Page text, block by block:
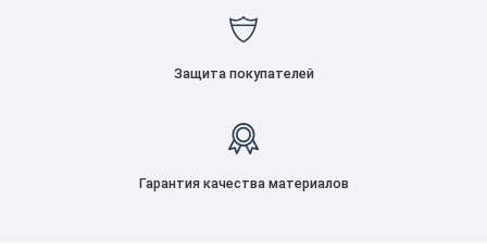
Защита покупателей
Гарантия качества материалов